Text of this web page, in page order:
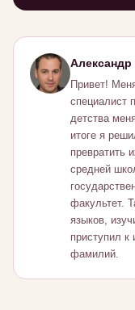
Привет!
специалист
детства
итоге я
превратить
средней
факультет.
языков,
приступил
фамилий.